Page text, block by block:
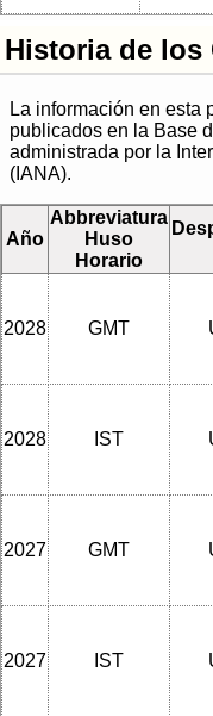
Historia de los
La información en esta
publicados en la Base
administrada por la
(IANA).
Año
Abbreviatura
Huso
Horario
2028 GMT
2028 IST
2027 GMT
2027 IST